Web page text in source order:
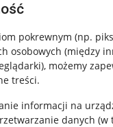
pokrewnym (np.
osobowych (między
, możemy
treści.
informacji na
danych (w